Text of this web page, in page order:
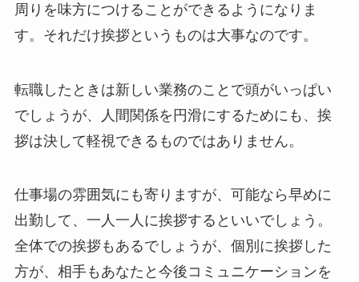
周りを味方につけることができるようになりま
す。それだけ挨拶というものは大事なのです。
転職したときは新しい業務のことで頭がいっぱい
でしょうが、人間関係を円滑にするためにも、挨
拶は決して軽視できるものではありません。
仕事場の雰囲気にも寄りますが、可能なら早めに
出勤して、一人一人に挨拶するといいでしょう。
全体での挨拶もあるでしょうが、個別に挨拶した
方が、相手もあなたと今後コミュニケーションを